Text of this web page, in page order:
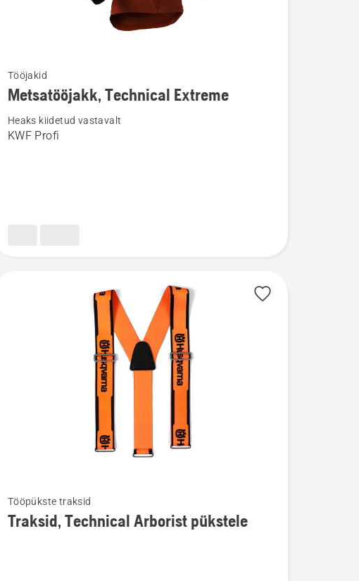
rohkem
üksikasju
toote
Tööjakid
Metsatööjakk, Technical Extreme
Heaks kiidetud vastavalt
KWF Profi
rohkem
üksikasju
Tööpükste traksid
Traksid, Technical Arborist pükstele